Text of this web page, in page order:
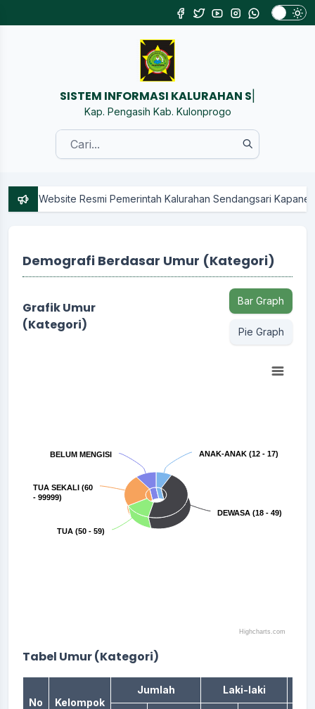
SISTEM INFORMASI KAL|
Kap. Pengasih Kab. Kulonprogo
Website Resmi Pemerintah Kalurahan Sendangsari
Demografi Berdasar Umur (Kategori)
Grafik Umur
(Kategori)
Bar Graph
Pie Graph
ANAK-ANAK (12 - 17)
ANAK-ANAK (12 - 17)
DEWASA (18 - 49)
DEWASA (18 - 49)
TUA (50 - 59)
TUA (50 - 59)
TUA SEKALI (60
- 99999)
TUA SEKALI (60
- 99999)
BELUM MENGISI
BELUM MENGISI
Highcharts.com
Tabel Umur (Kategori)
No Kelompok
Jumlah Laki-laki